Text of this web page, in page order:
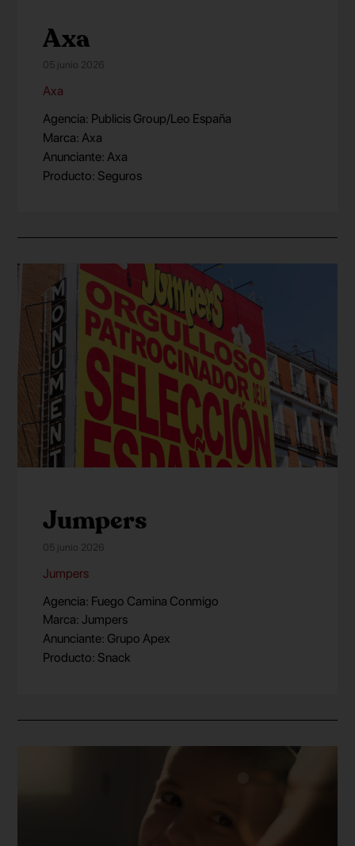
Axa
05 junio 2026
Axa
Agencia: Publicis Group/Leo España
Marca: Axa
Anunciante: Axa
Producto: Seguros
Jumpers
05 junio 2026
Jumpers
Agencia: Fuego Camina Conmigo
Marca: Jumpers
Anunciante: Grupo Apex
Producto: Snack